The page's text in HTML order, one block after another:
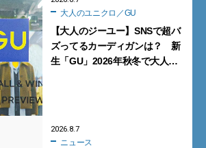
大人のユニクロ／GU
【大人のジーユー】SNSで超バ
ズってるカーディガンは？ 新
生「GU」2026年秋冬で大人メ
2026.8.7
ニュース